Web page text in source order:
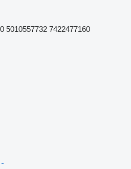
5010557732 7422477160